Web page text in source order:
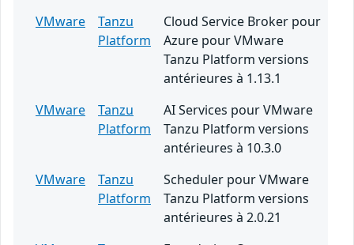
VMware
Tanzu
Platform
Cloud Service Broker pour
Azure pour VMware
Tanzu Platform versions
antérieures à 1.13.1
VMware
Tanzu
Platform
AI Services pour VMware
Tanzu Platform versions
antérieures à 10.3.0
VMware
Tanzu
Platform
Scheduler pour VMware
Tanzu Platform versions
antérieures à 2.0.21